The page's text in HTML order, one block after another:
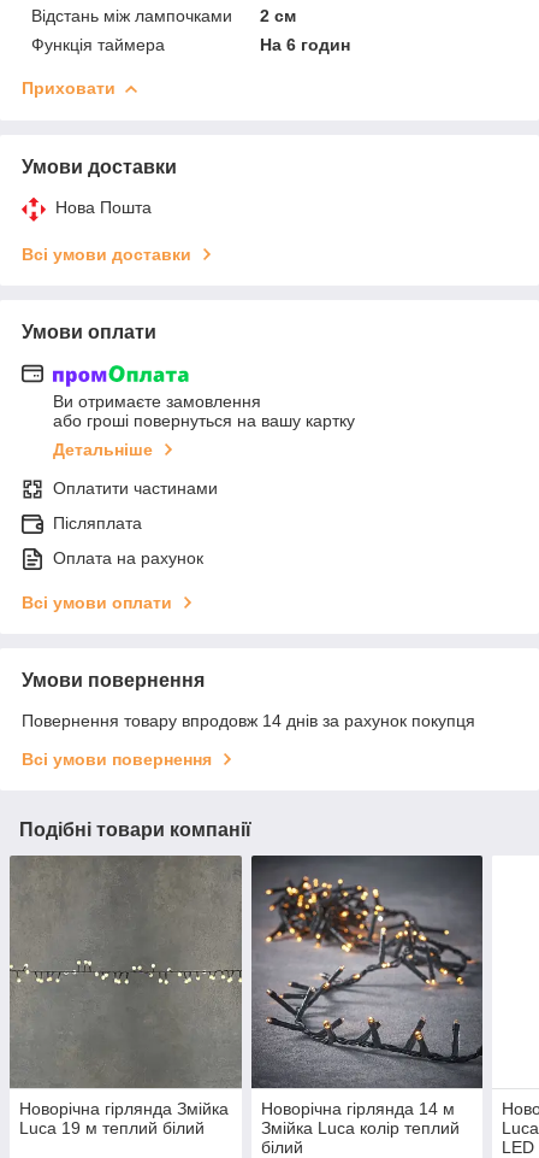
Відстань між лампочками
2 см
Функція таймера
На 6 годин
Приховати
Умови доставки
Нова Пошта
Всі умови доставки
Умови оплати
Ви отримаєте замовлення
або гроші повернуться на вашу картку
Детальніше
Оплатити частинами
Післяплата
Оплата на рахунок
Всі умови оплати
Умови повернення
Повернення товару впродовж 14 днів за рахунок покупця
Всі умови повернення
Подібні товари компанії
Новорічна гірлянда Змійка
Luca 19 м теплий білий
Новорічна гірлянда 14 м
Змійка Luca колір теплий
білий
LED